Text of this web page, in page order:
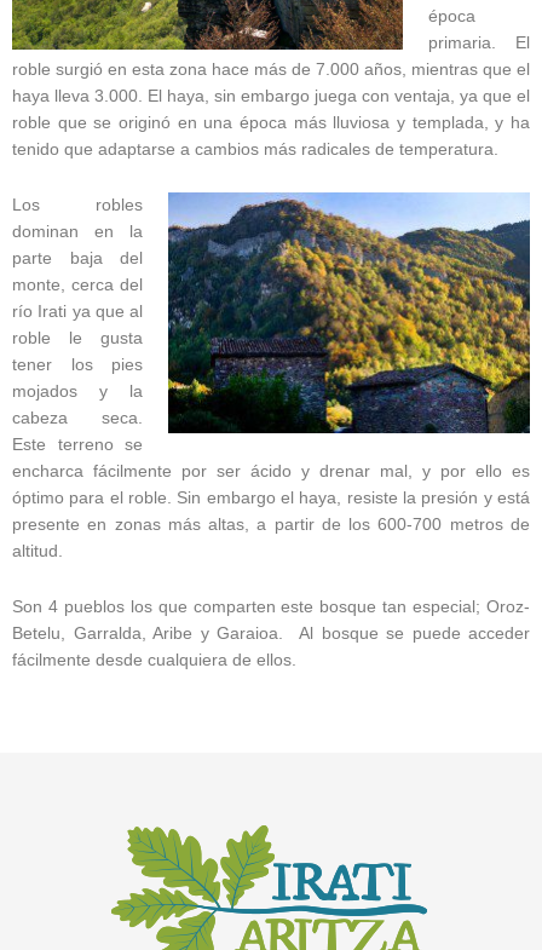
época
primaria. El
roble surgió en esta zona hace más de 7.000 años, mientras que el
haya lleva 3.000. El haya, sin embargo juega con ventaja, ya que el
roble que se originó en una época más lluviosa y templada, y ha
tenido que adaptarse a cambios más radicales de temperatura.
Los robles
dominan en la
parte baja del
monte, cerca del
río Irati ya que al
roble le gusta
tener los pies
mojados y la
cabeza seca.
Este terreno se
encharca fácilmente por ser ácido y drenar mal, y por ello es
óptimo para el roble. Sin embargo el haya, resiste la presión y está
presente en zonas más altas, a partir de los 600-700 metros de
altitud.
Son 4 pueblos los que comparten este bosque tan especial; Oroz-
Betelu, Garralda, Aribe y Garaioa. Al bosque se puede acceder
fácilmente desde cualquiera de ellos.